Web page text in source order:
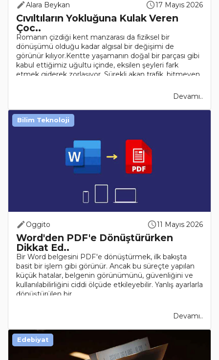
Alara Beykan 17 Mayıs 2026
Cıvıltıların Yokluğuna Kulak Veren
Çoc..
Romanın çizdiği kent manzarası da fiziksel bir
dönüşümü olduğu kadar algısal bir değişimi de
görünür kılıyor.Kentte yaşamanın doğal bir parçası gibi
kabul ettiğimiz uğultu içinde, eksilen şeyleri fark
etmek giderek zorlaşıyor. Sürekli akan trafik, bitmeyen
Devamı..
Oggito 11 Mayıs 2026
Word'den PDF'e Dönüştürürken
Dikkat Ed..
Bir Word belgesini PDF'e dönüştürmek, ilk bakışta
basit bir işlem gibi görünür. Ancak bu süreçte yapılan
küçük hatalar, belgenin görünümünü, güvenliğini ve
kullanılabilirliğini ciddi ölçüde etkileyebilir. Yanlış ayarlarla
dönüştürülen bir ..
Devamı..
Bilim Teknoloji
Edebiyat